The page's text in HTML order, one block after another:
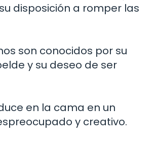
disposición a romper las
son conocidos por su
y su deseo de ser
en la cama en un
y creativo.